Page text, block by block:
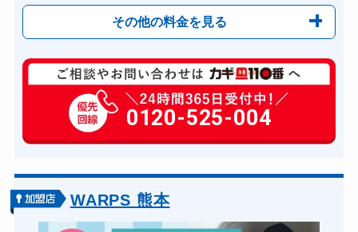
その他の料金を見る
玄関カギ修理 6,600円～(税込)
玄関カギ作成 14,300円～(税込)
玄関カギ交換 14,300円～(税込)
バイクカギ開け
バイクカギ作成 16,500円～(税込)
0120-525-004
WARPS 熊本